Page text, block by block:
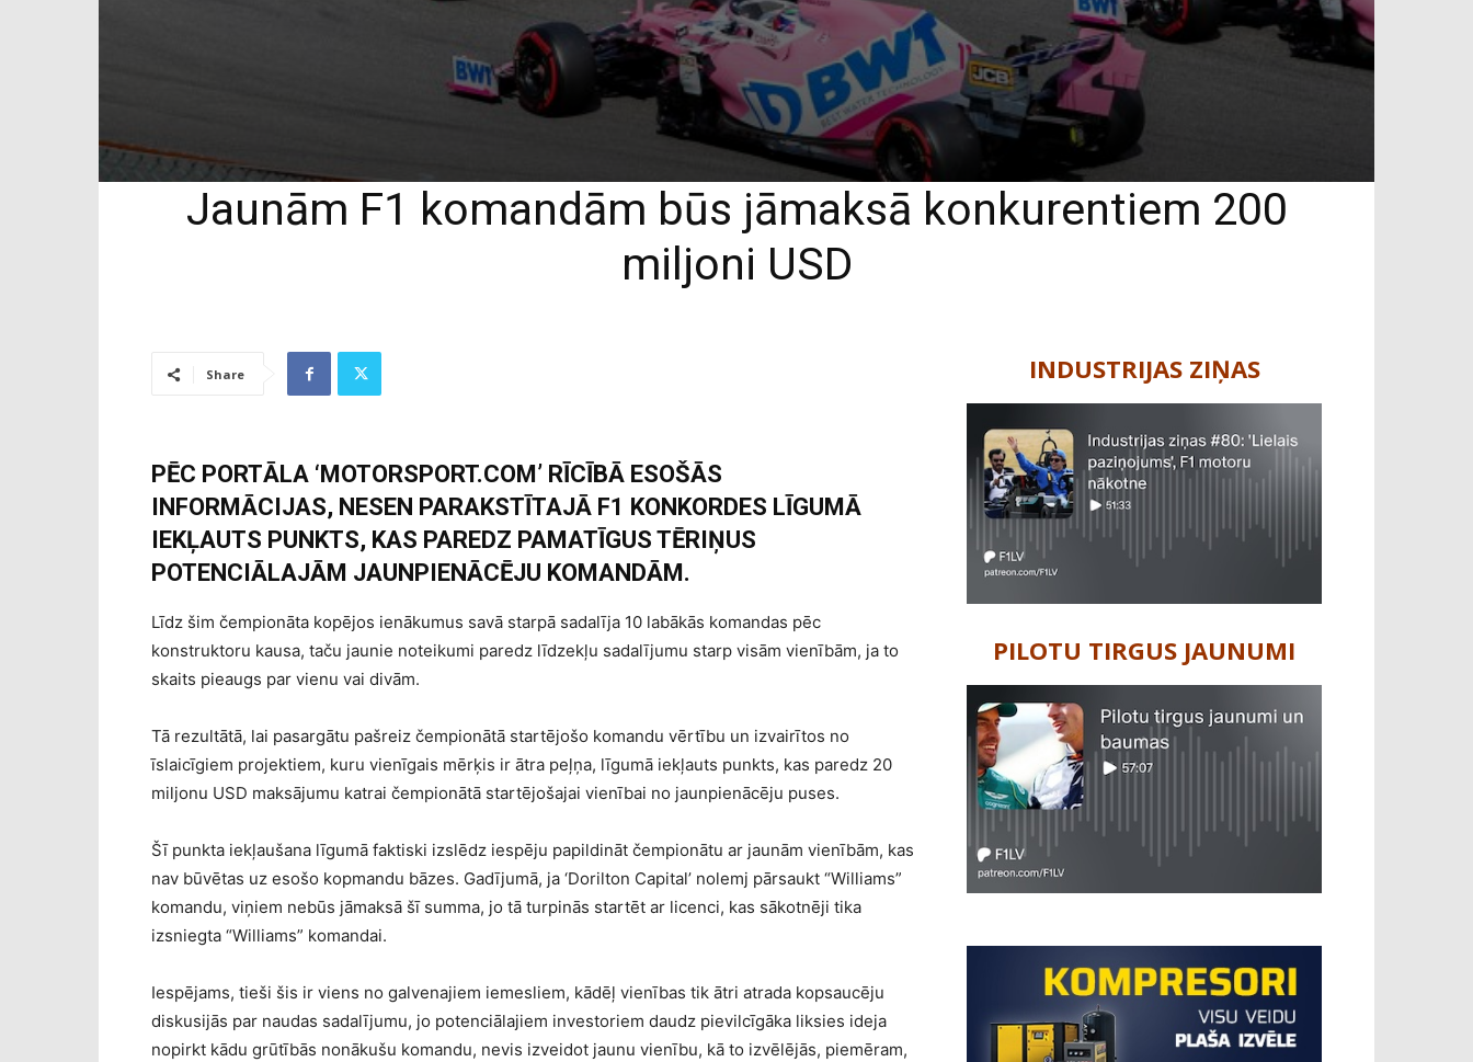
Jaunām F1 komandām būs jāmaksā konkurentiem 200
miljoni USD
Share
PĒC PORTĀLA ‘MOTORSPORT.COM’ RĪCĪBĀ ESOŠĀS
INFORMĀCIJAS, NESEN PARAKSTĪTAJĀ F1 KONKORDES LĪGUMĀ
IEKĻAUTS PUNKTS, KAS PAREDZ PAMATĪGUS TĒRIŅUS
POTENCIĀLAJĀM JAUNPIENĀCĒJU KOMANDĀM.
Līdz šim čempionāta kopējos ienākumus savā starpā sadalīja 10 labākās komandas pēc
konstruktoru kausa, taču jaunie noteikumi paredz līdzekļu sadalījumu starp visām vienībām, ja to
skaits pieaugs par vienu vai divām.
Tā rezultātā, lai pasargātu pašreiz čempionātā startējošo komandu vērtību un izvairītos no
īslaicīgiem projektiem, kuru vienīgais mērķis ir ātra peļņa, līgumā iekļauts punkts, kas paredz 20
miljonu USD maksājumu katrai čempionātā startējošajai vienībai no jaunpienācēju puses.
Šī punkta iekļaušana līgumā faktiski izslēdz iespēju papildināt čempionātu ar jaunām vienībām, kas
nav būvētas uz esošo kopmandu bāzes. Gadījumā, ja ‘Dorilton Capital’ nolemj pārsaukt “Williams”
komandu, viņiem nebūs jāmaksā šī summa, jo tā turpinās startēt ar licenci, kas sākotnēji tika
izsniegta “Williams” komandai.
Iespējams, tieši šis ir viens no galvenajiem iemesliem, kādēļ vienības tik ātri atrada kopsaucēju
diskusijās par naudas sadalījumu, jo potenciālajiem investoriem daudz pievilcīgāka liksies ideja
nopirkt kādu grūtībās nonākušu komandu, nevis izveidot jaunu vienību, kā to izvēlējās, piemēram,
INDUSTRIJAS ZIŅAS
PILOTU TIRGUS JAUNUMI